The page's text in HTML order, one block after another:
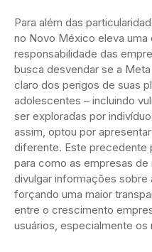
Para além das
no Novo México eleva
responsabilidade das
busca desvendar se a
claro dos perigos de suas
adolescentes – incluindo
ser exploradas por
assim, optou por
diferente. Este precedente
para como as empresas
divulgar informações sobre
forçando uma maior
entre o crescimento
usuários, especialmente os